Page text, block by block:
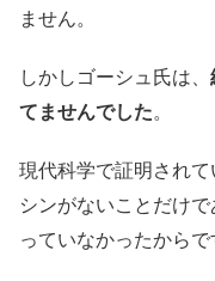
ません。
しかしゴーシュ氏は、
てませんでした。
現代科学で証明され
シンがないことだけ
っていなかったからで